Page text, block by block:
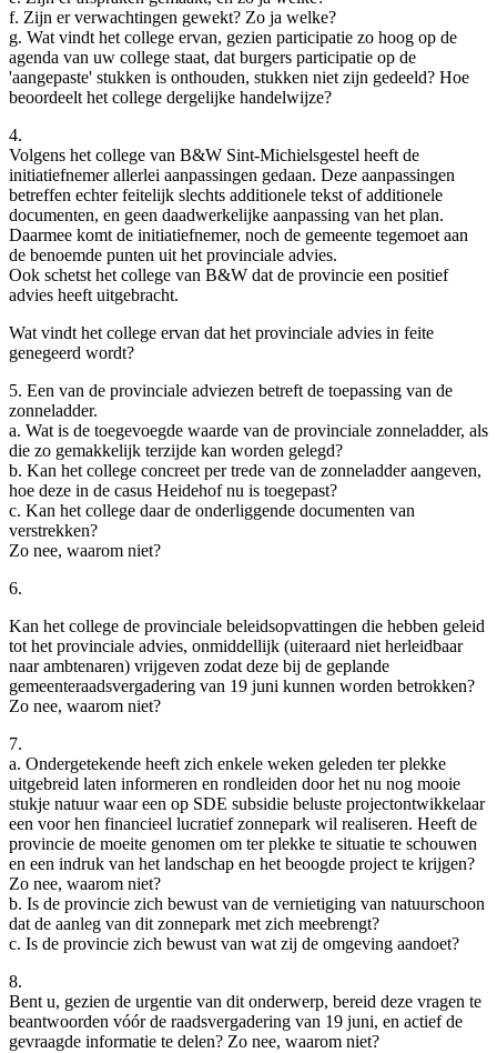
f. Zijn er verwachtingen gewekt? Zo ja welke?
g. Wat vindt het college ervan, gezien participatie zo hoog op de
agenda van uw college staat, dat burgers participatie op de
'aangepaste' stukken is onthouden, stukken niet zijn gedeeld? Hoe
beoordeelt het college dergelijke handelwijze?
4.
Volgens het college van B&W Sint-Michielsgestel heeft de
initiatiefnemer allerlei aanpassingen gedaan. Deze aanpassingen
betreffen echter feitelijk slechts additionele tekst of additionele
documenten, en geen daadwerkelijke aanpassing van het plan.
Daarmee komt de initiatiefnemer, noch de gemeente tegemoet aan
de benoemde punten uit het provinciale advies.
Ook schetst het college van B&W dat de provincie een positief
advies heeft uitgebracht.
Wat vindt het college ervan dat het provinciale advies in feite
genegeerd wordt?
5. Een van de provinciale adviezen betreft de toepassing van de
zonneladder.
a. Wat is de toegevoegde waarde van de provinciale zonneladder, als
die zo gemakkelijk terzijde kan worden gelegd?
b. Kan het college concreet per trede van de zonneladder aangeven,
hoe deze in de casus Heidehof nu is toegepast?
c. Kan het college daar de onderliggende documenten van
verstrekken?
Zo nee, waarom niet?
6.
Kan het college de provinciale beleidsopvattingen die hebben geleid
tot het provinciale advies, onmiddellijk (uiteraard niet herleidbaar
naar ambtenaren) vrijgeven zodat deze bij de geplande
gemeenteraadsvergadering van 19 juni kunnen worden betrokken?
Zo nee, waarom niet?
7.
a. Ondergetekende heeft zich enkele weken geleden ter plekke
uitgebreid laten informeren en rondleiden door het nu nog mooie
stukje natuur waar een op SDE subsidie beluste projectontwikkelaar
een voor hen financieel lucratief zonnepark wil realiseren. Heeft de
provincie de moeite genomen om ter plekke te situatie te schouwen
en een indruk van het landschap en het beoogde project te krijgen?
Zo nee, waarom niet?
b. Is de provincie zich bewust van de vernietiging van natuurschoon
dat de aanleg van dit zonnepark met zich meebrengt?
c. Is de provincie zich bewust van wat zij de omgeving aandoet?
8.
Bent u, gezien de urgentie van dit onderwerp, bereid deze vragen te
beantwoorden vóór de raadsvergadering van 19 juni, en actief de
gevraagde informatie te delen? Zo nee, waarom niet?